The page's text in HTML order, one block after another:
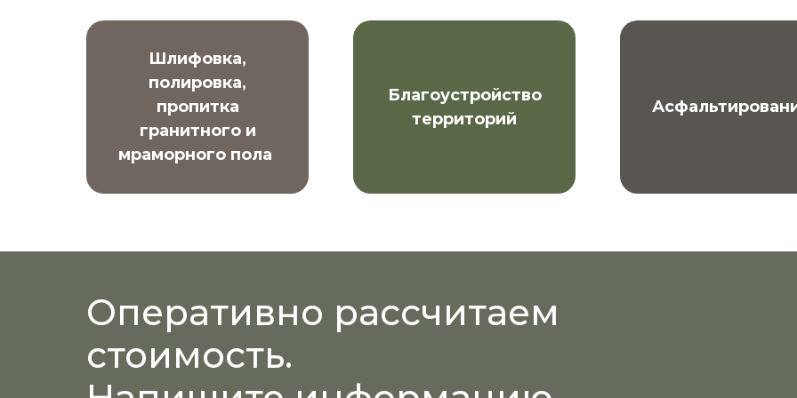
Шлифовка,
полировка,
пропитка
гранитного и
мраморного пола
Благоустройство
территорий
Оперативно рассчитаем
стоимость.